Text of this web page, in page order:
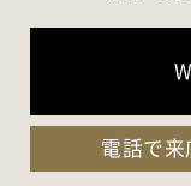
電話で来